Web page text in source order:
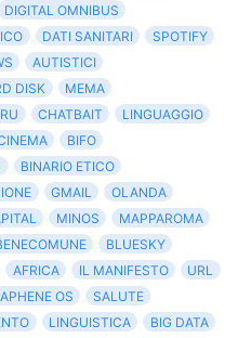
DIGITAL OMNIBUS
DATI SANITARI
SPOTIFY
AUTISTICI
DISK
MEMA
CHATBAIT
LINGUAGGIO
BIFO
BINARIO ETICO
GMAIL
OLANDA
MINOS
MAPPAROMA
BLUESKY
AFRICA IL MANIFESTO
URL
OS
SALUTE
LINGUISTICA
BIG DATA